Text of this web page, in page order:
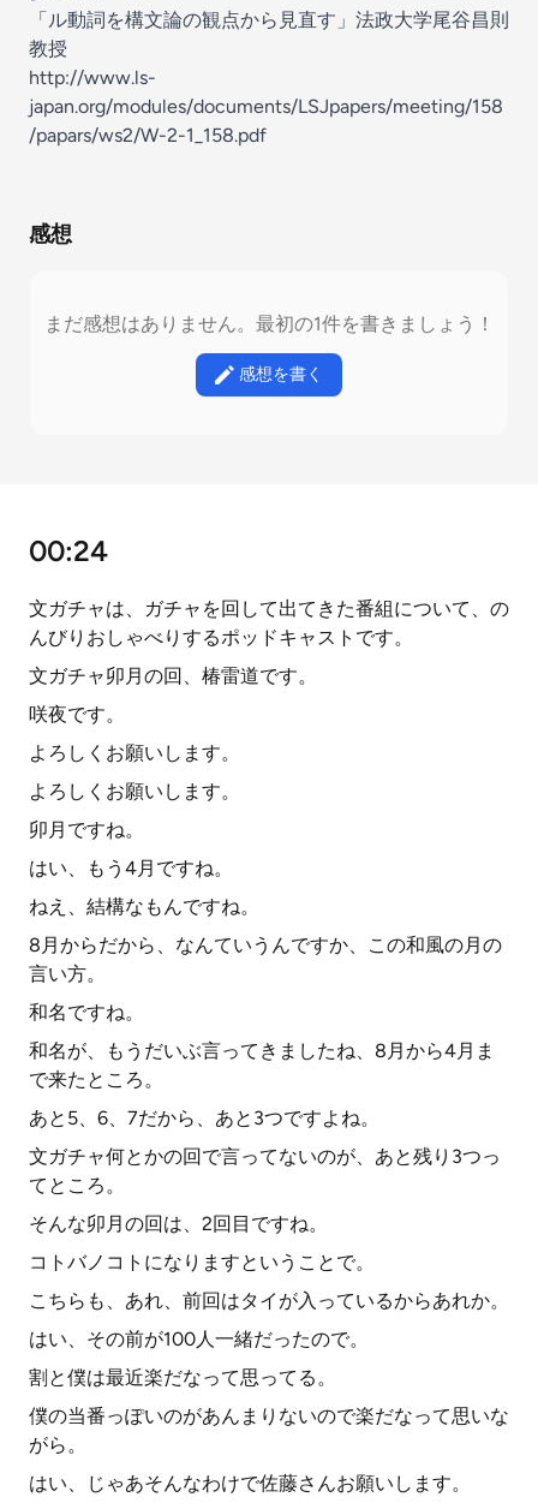
「ル動詞を構文論の観点から見直す」法政大学尾谷昌則
教授
http://www.ls-
japan.org/modules/documents/LSJpapers/meeting/158
/papars/ws2/W-2-1_158.pdf
感想
まだ感想はありません。最初の1件を書きましょう！
感想を書く
00:24
文ガチャは、ガチャを回して出てきた番組について、の
んびりおしゃべりするポッドキャストです。
文ガチャ卯月の回、椿雷道です。
咲夜です。
よろしくお願いします。
よろしくお願いします。
卯月ですね。
はい、もう4月ですね。
ねえ、結構なもんですね。
8月からだから、なんていうんですか、この和風の月の
言い方。
和名ですね。
和名が、もうだいぶ言ってきましたね、8月から4月ま
で来たところ。
あと5、6、7だから、あと3つですよね。
文ガチャ何とかの回で言ってないのが、あと残り3つっ
てところ。
そんな卯月の回は、2回目ですね。
コトバノコトになりますということで。
こちらも、あれ、前回はタイが入っているからあれか。
はい、その前が100人一緒だったので。
割と僕は最近楽だなって思ってる。
僕の当番っぽいのがあんまりないので楽だなって思いな
がら。
はい、じゃあそんなわけで佐藤さんお願いします。